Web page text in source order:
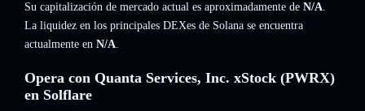
Su capitalización de mercado actual es aproximadamente de N/A.
La liquidez en los principales DEXes de Solana se encuentra
actualmente en N/A.
Opera con Quanta Services, Inc. xStock (PWRX)
en Solflare